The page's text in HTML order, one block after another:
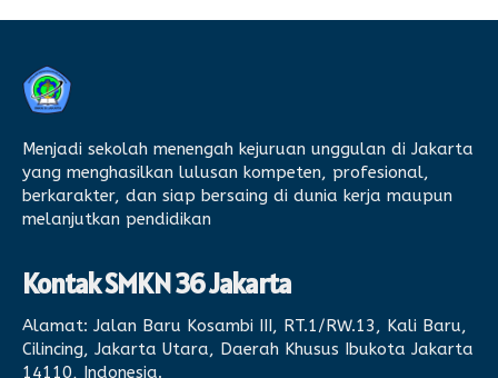
Menjadi sekolah menengah kejuruan unggulan di Jakarta
yang menghasilkan lulusan kompeten, profesional,
berkarakter, dan siap bersaing di dunia kerja maupun
melanjutkan pendidikan
Kontak SMKN 36 Jakarta
Alamat: Jalan Baru Kosambi III, RT.1/RW.13, Kali Baru,
Cilincing, Jakarta Utara, Daerah Khusus Ibukota Jakarta
14110, Indonesia.